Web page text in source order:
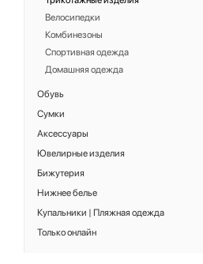
Велосипедки
Комбинезоны
Спортивная одежда
Домашняя одежда
Обувь
Сумки
Аксессуары
Ювелирные изделия
Бижутерия
Нижнее белье
Купальники | Пляжная одежда
Только онлайн